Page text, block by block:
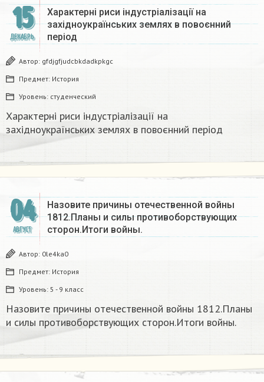
15
ДЕКАБРЬ
Характерні риси індустріалізації на
західноукраїнських землях в повоєнний
період
Автор: gfdjgfjudcbkdadkpkgc
Предмет: История
Уровень: студенческий
Характерні риси індустріалізації на
західноукраїнських землях в повоєнний період
04
АВГУСТ
Назовите причины отечественной войны
1812.Планы и силы противоборствующих
сторон.Итоги войны.
Автор: 0le4ka0
Предмет: История
Уровень: 5 - 9 класс
Назовите причины отечественной войны 1812.Планы
и силы противоборствующих сторон.Итоги войны.